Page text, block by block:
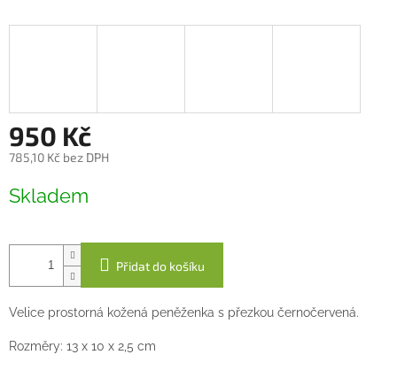
950 Kč
785,10 Kč bez DPH
cena:
Skladem
Přidat do košíku
Velice prostorná kožená peněženka s přezkou černočervená.
Rozměry: 13 x 10 x 2,5 cm